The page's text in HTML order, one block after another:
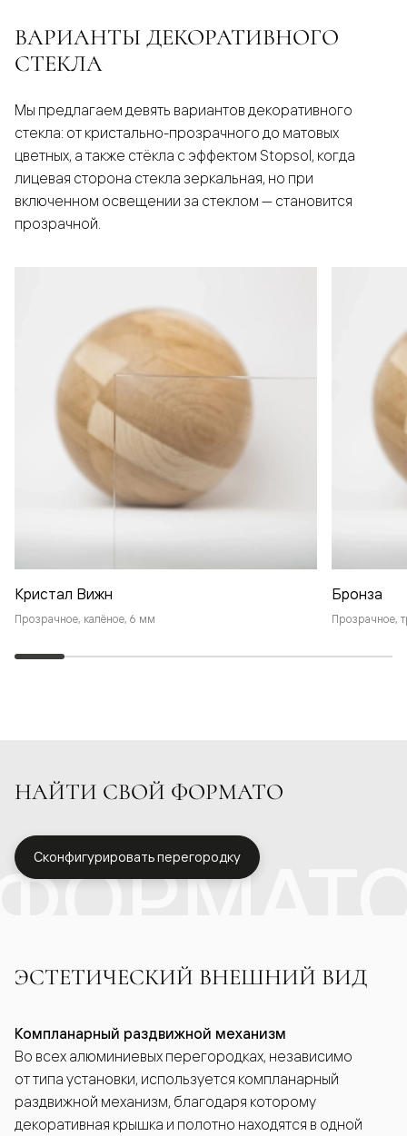
ВАРИАНТЫ ДЕКОРАТИВНОГО
СТЕКЛА
Мы предлагаем девять вариантов декоративного
стекла: от кристально-прозрачного до матовых
цветных, а также стёкла с эффектом Stopsol, когда
лицевая сторона стекла зеркальная, но при
включенном освещении за стеклом — становится
прозрачной.
Кристал Вижн
Прозрачное, калёное, 6 мм
Бронза
Прозрачное,
НАЙТИ СВОЙ ФОРМАТО
Сконфигурировать перегородку
ЭСТЕТИЧЕСКИЙ ВНЕШНИЙ ВИД
Компланарный раздвижной механизм
Во всех алюминиевых перегородках, независимо
от типа установки, используется компланарный
раздвижной механизм, благодаря которому
декоративная крышка и полотно находятся в одной